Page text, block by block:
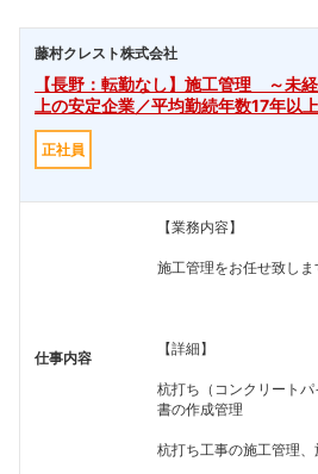
藤村クレスト株式会社
【長野：転勤なし】施工管理 ～未
上の安定企業／平均勤続年数17年以
正社員
仕事内容
【業務内容】
施工管理をお任せ致しま
【詳細】
杭打ち（コンクリート
書の作成管理
杭打ち工事の施工管理